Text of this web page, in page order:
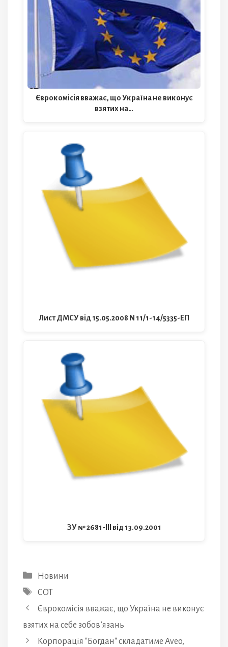
Єврокомісія вважає, що Україна не виконує
взятих на…
Лист ДМСУ від 15.05.2008 N 11/1-14/5335-ЕП
ЗУ № 2681-III від 13.09.2001
Категорії
Новини
Позначки
СОТ
Єврокомісія вважає, що Україна не виконує
взятих на себе зобов’язань
Корпорація "Богдан" складатиме Aveo,